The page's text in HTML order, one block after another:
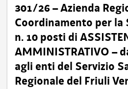
301/26 – Azienda
Coordinamento per la
n. 10 posti di
AMMINISTRATIVO –
agli enti del Servizio
Regionale del Friuli